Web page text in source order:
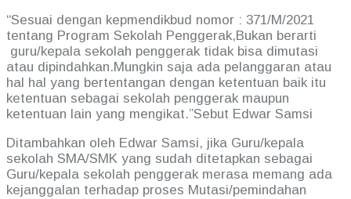
“Sesuai dengan kepmendikbud nomor : 371/M/2021
tentang Program Sekolah Penggerak,Bukan berarti
guru/kepala sekolah penggerak tidak bisa dimutasi
atau dipindahkan.Mungkin saja ada pelanggaran atau
hal hal yang bertentangan dengan ketentuan baik itu
ketentuan sebagai sekolah penggerak maupun
ketentuan lain yang mengikat.”Sebut Edwar Samsi
Ditambahkan oleh Edwar Samsi, jika Guru/kepala
sekolah SMA/SMK yang sudah ditetapkan sebagai
Guru/kepala sekolah penggerak merasa memang ada
kejanggalan terhadap proses Mutasi/pemindahan